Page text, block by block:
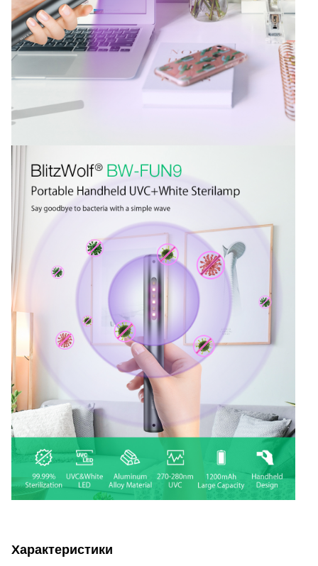
Характеристики